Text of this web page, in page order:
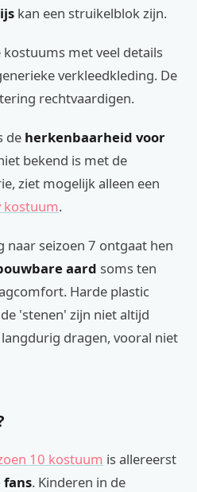
kan een struikelblok zijn.
met veel details
verkleedkleding. De
rechtvaardigen.
de herkenbaarheid voor
bekend is met de
ziet mogelijk alleen een
kostuum.
naar seizoen 7 ontgaat hen
aard soms ten
Harde plastic
'stenen' zijn niet altijd
dragen, vooral niet
10 kostuum is allereerst
fans. Kinderen in de